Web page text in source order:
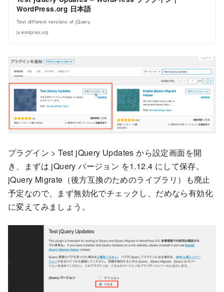
WordPress.org 日本語
Test different versions of jQuery.
ja.wordpress.org
プラグイン > Test jQuery Updates から設定画面を開
き、まずは jQuery バージョン を1.12.4 にして保存。
jQuery Migrate（後方互換のためのライブラリ）も廃止
予定なので、まず無効化でチェックし、だめなら有効化
に変えてみましょう。